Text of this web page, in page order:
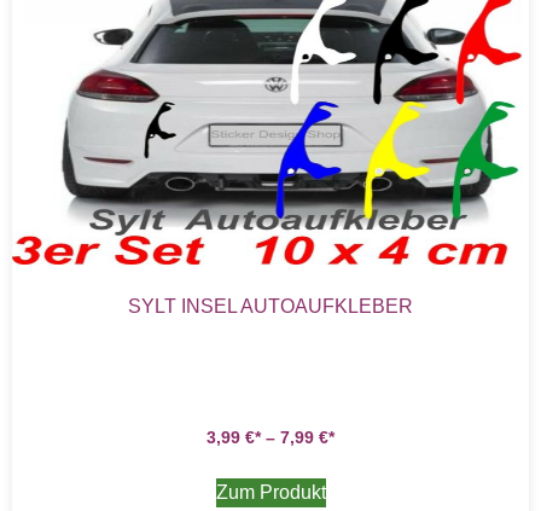
SYLT INSEL AUTOAUFKLEBER
3,99 € – 7,99 €
Zum Produkt